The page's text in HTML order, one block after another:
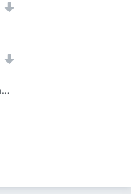
Масяня Дочь Бонифацио ! Обалдеть !